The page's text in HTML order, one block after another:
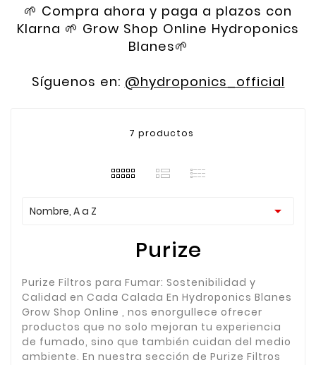
🌱 Compra ahora y paga a plazos con
Klarna 🌱 Grow Shop Online Hydroponics
Blanes🌱
Síguenos en: @hydroponics_official
7 productos
Nombre, A a Z 
Purize
Purize Filtros para Fumar: Sostenibilidad y
Calidad en Cada Calada En Hydroponics Blanes
Grow Shop Online , nos enorgullece ofrecer
productos que no solo mejoran tu experiencia
de fumado, sino que también cuidan del medio
ambiente. En nuestra sección de Purize Filtros